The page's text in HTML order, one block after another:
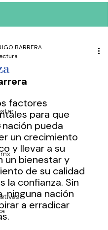
BARRERA
factores
para que
pueda
un crecimiento
y llevar a su
un bienestar y
de su calidad
la confianza. Sin
ninguna nación
a erradicar